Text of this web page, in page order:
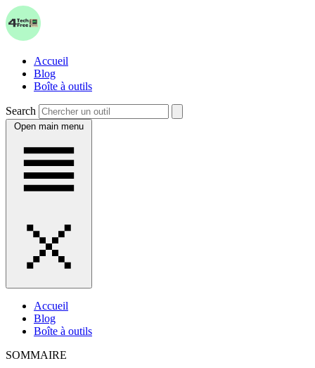
Accueil
Blog
Boîte à outils
Search
Open main menu
Accueil
Blog
Boîte à outils
SOMMAIRE